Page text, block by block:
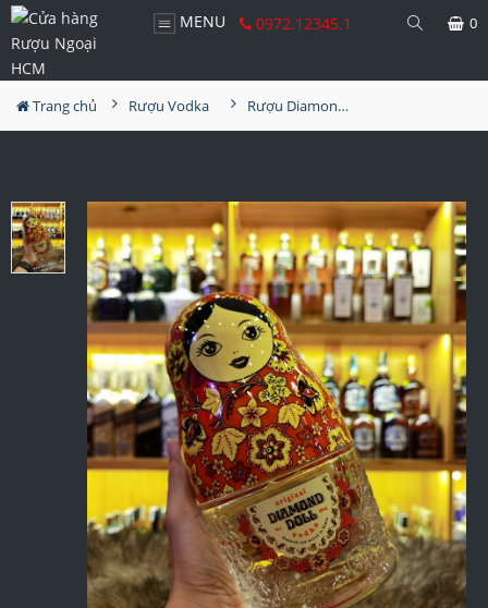
MENU 0972.12345.1 0
Trang chủ Rượu Vodka Rượu Diamond Doll Vodka Original